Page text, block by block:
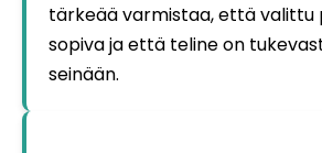
tärkeää varmistaa, että valittu
sopiva ja että teline on
seinään.